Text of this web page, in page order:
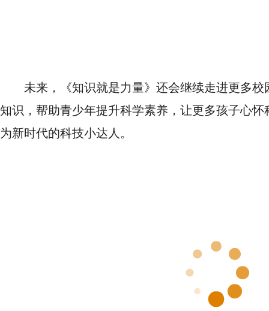
未来，《知识就是力量》还会继续走进更多
知识，帮助青少年提升科学素养，让更多孩子心
为新时代的科技小达人。